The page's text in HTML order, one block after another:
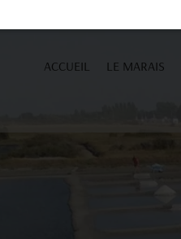
ACCUEIL LE MARAIS